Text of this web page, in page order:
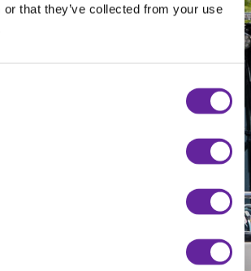
or that they’ve collected from your use